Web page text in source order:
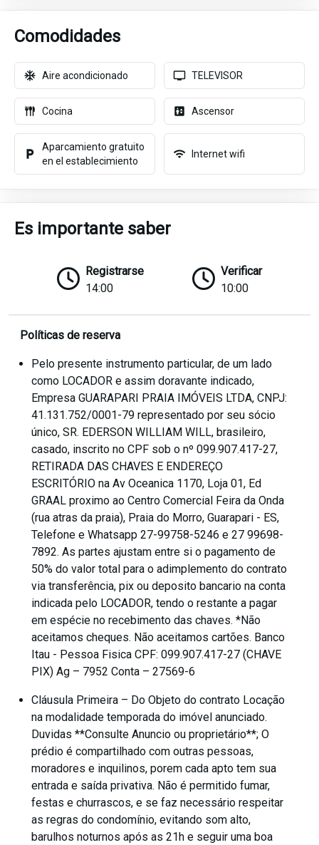
Comodidades
Aire acondicionado TELEVISOR
Cocina Ascensor
Aparcamiento gratuito
en el establecimiento
Internet wifi
Es importante saber
Registrarse
14:00
Verificar
10:00
Políticas de reserva
Pelo presente instrumento particular, de um lado
como LOCADOR e assim doravante indicado,
Empresa GUARAPARI PRAIA IMÓVEIS LTDA, CNPJ:
41.131.752/0001-79 representado por seu sócio
único, SR. EDERSON WILLIAM WILL, brasileiro,
casado, inscrito no CPF sob o nº 099.907.417-27,
RETIRADA DAS CHAVES E ENDEREÇO
ESCRITÓRIO na Av Oceanica 1170, Loja 01, Ed
GRAAL proximo ao Centro Comercial Feira da Onda
(rua atras da praia), Praia do Morro, Guarapari - ES,
Telefone e Whatsapp 27-99758-5246 e 27 99698-
7892. As partes ajustam entre si o pagamento de
50% do valor total para o adimplemento do contrato
via transferência, pix ou deposito bancario na conta
indicada pelo LOCADOR, tendo o restante a pagar
em espécie no recebimento das chaves. *Não
aceitamos cheques. Não aceitamos cartões. Banco
Itau - Pessoa Fisica CPF: 099.907.417-27 (CHAVE
PIX) Ag – 7952 Conta – 27569-6
Cláusula Primeira – Do Objeto do contrato Locação
na modalidade temporada do imóvel anunciado.
Duvidas **Consulte Anuncio ou proprietário**; O
prédio é compartilhado com outras pessoas,
moradores e inquilinos, porem cada apto tem sua
entrada e saída privativa. Não é permitido fumar,
festas e churrascos, e se faz necessário respeitar
as regras do condomínio, evitando som alto,
barulhos noturnos após as 21h e seguir uma boa